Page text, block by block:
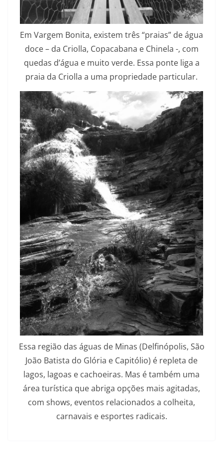
Em Vargem Bonita, existem três “praias” de água
doce – da Criolla, Copacabana e Chinela -, com
quedas d’água e muito verde. Essa ponte liga a
praia da Criolla a uma propriedade particular.
Essa região das águas de Minas (Delfinópolis, São
João Batista do Glória e Capitólio) é repleta de
lagos, lagoas e cachoeiras. Mas é também uma
área turística que abriga opções mais agitadas,
com shows, eventos relacionados a colheita,
carnavais e esportes radicais.